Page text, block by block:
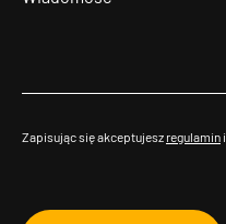
Zapisując się akceptujesz regulamin i